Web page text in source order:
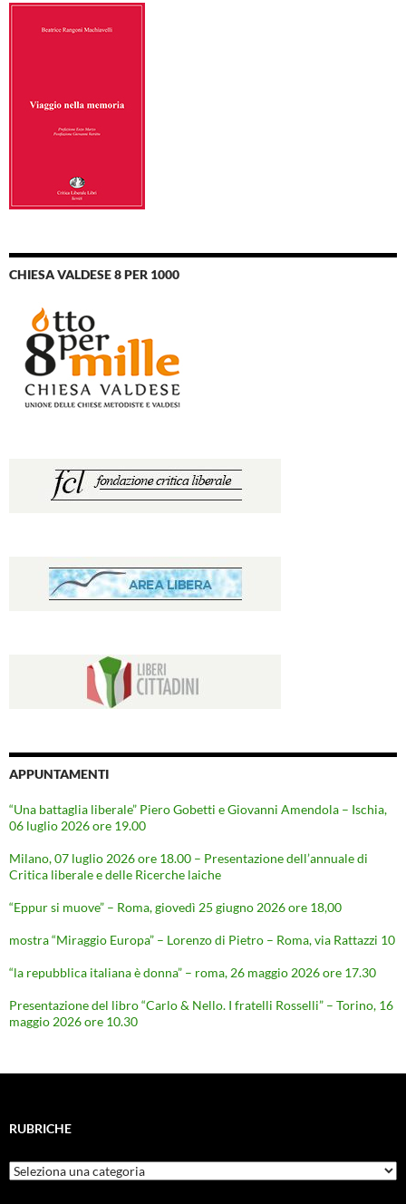
CHIESA VALDESE 8 PER 1000
APPUNTAMENTI
“Una battaglia liberale” Piero Gobetti e Giovanni Amendola – Ischia,
06 luglio 2026 ore 19.00
Milano, 07 luglio 2026 ore 18.00 – Presentazione dell’annuale di
Critica liberale e delle Ricerche laiche
“Eppur si muove” – Roma, giovedì 25 giugno 2026 ore 18,00
mostra “Miraggio Europa” – Lorenzo di Pietro – Roma, via Rattazzi 10
“la repubblica italiana è donna” – roma, 26 maggio 2026 ore 17.30
Presentazione del libro “Carlo & Nello. I fratelli Rosselli” – Torino, 16
maggio 2026 ore 10.30
RUBRICHE
Rubriche